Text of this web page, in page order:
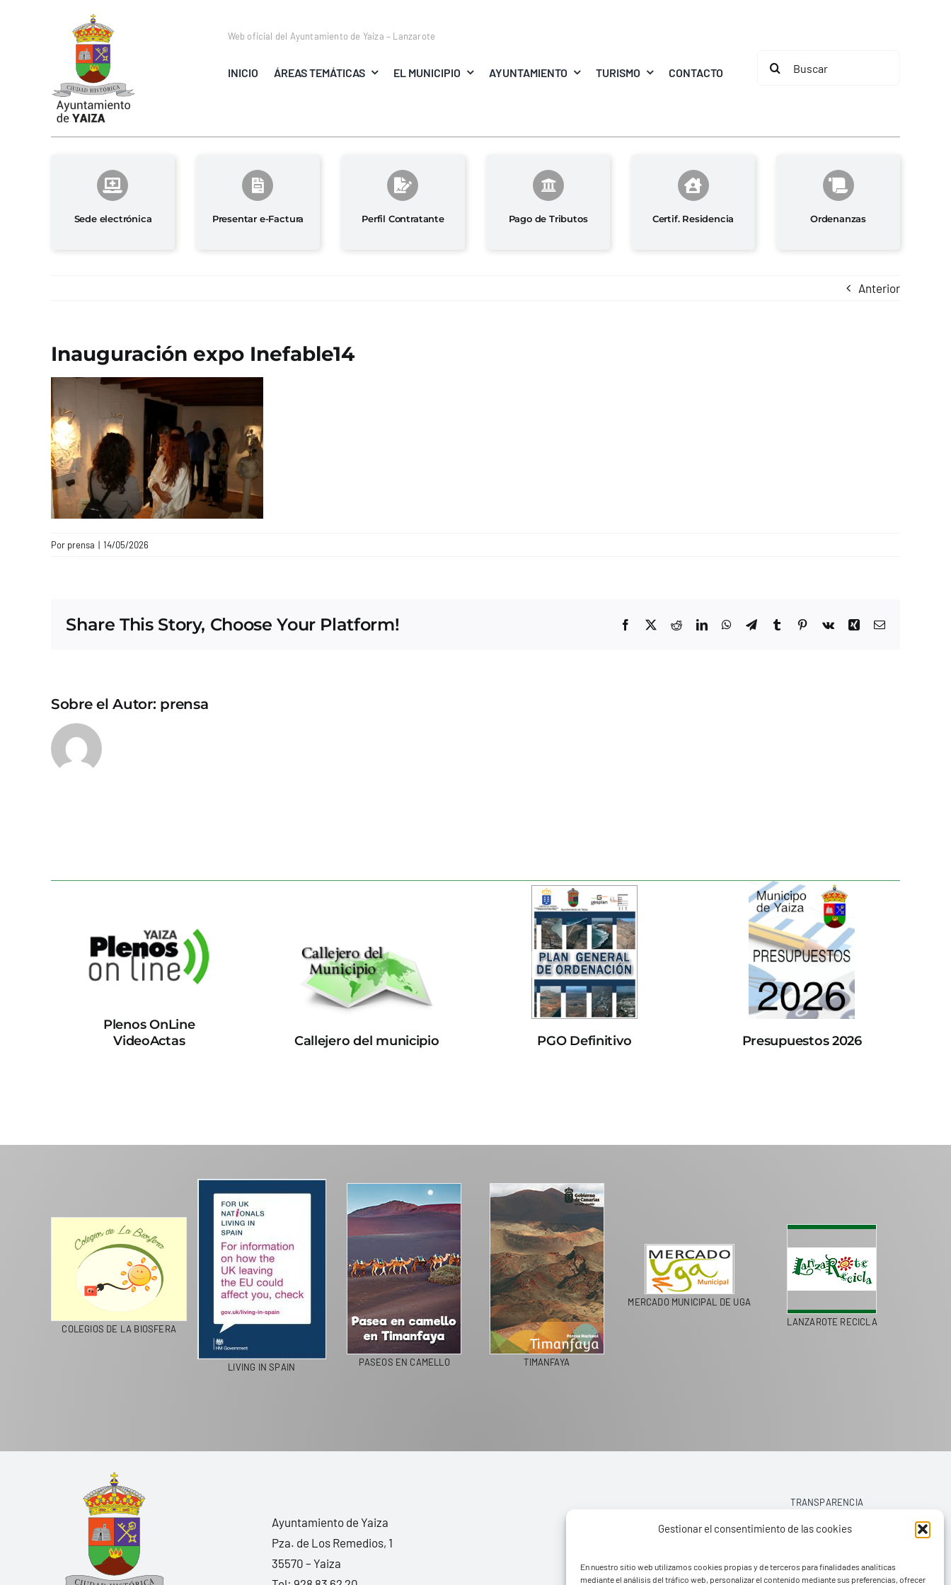
Gestionar el consentimiento de las cookies
En nuestro sitio web utilizamos cookies propias y de terceros para finalidades analíticas
mediante el análisis del tráfico web, personalizar el contenido mediante sus preferencias, ofrecer
Web oficial del Ayuntamiento de Yaiza – Lanzarote
INICIO ÁREAS TEMÁTICAS EL MUNICIPIO AYUNTAMIENTO TURISMO CONTACTO
Buscar:
Sede electrónica Presentar e-Factura Perfil Contratante Pago de Tributos Certif. Residencia Ordenanzas
Anterior
Inauguración expo Inefable14
Por prensa | 14/05/2026
Share This Story, Choose Your Platform! Facebook
X RedditLinkedInWhatsApp
TelegramTumblrPinterest
Vk Xing Correo
Sobre el Autor: prensa
Plenos OnLine
VideoActas
Callejero del municipio PGO Definitivo Presupuestos 2026
COLEGIOS DE LA BIOSFERA
LIVING IN SPAIN PASEOS EN CAMELLO TIMANFAYA
MERCADO MUNICIPAL DE UGA
LANZAROTE RECICLA
Ayuntamiento de Yaiza
Pza. de Los Remedios, 1
35570 – Yaiza
TRANSPARENCIA
AVISO LEGAL
POLÍTICA DE PRIVACIDAD